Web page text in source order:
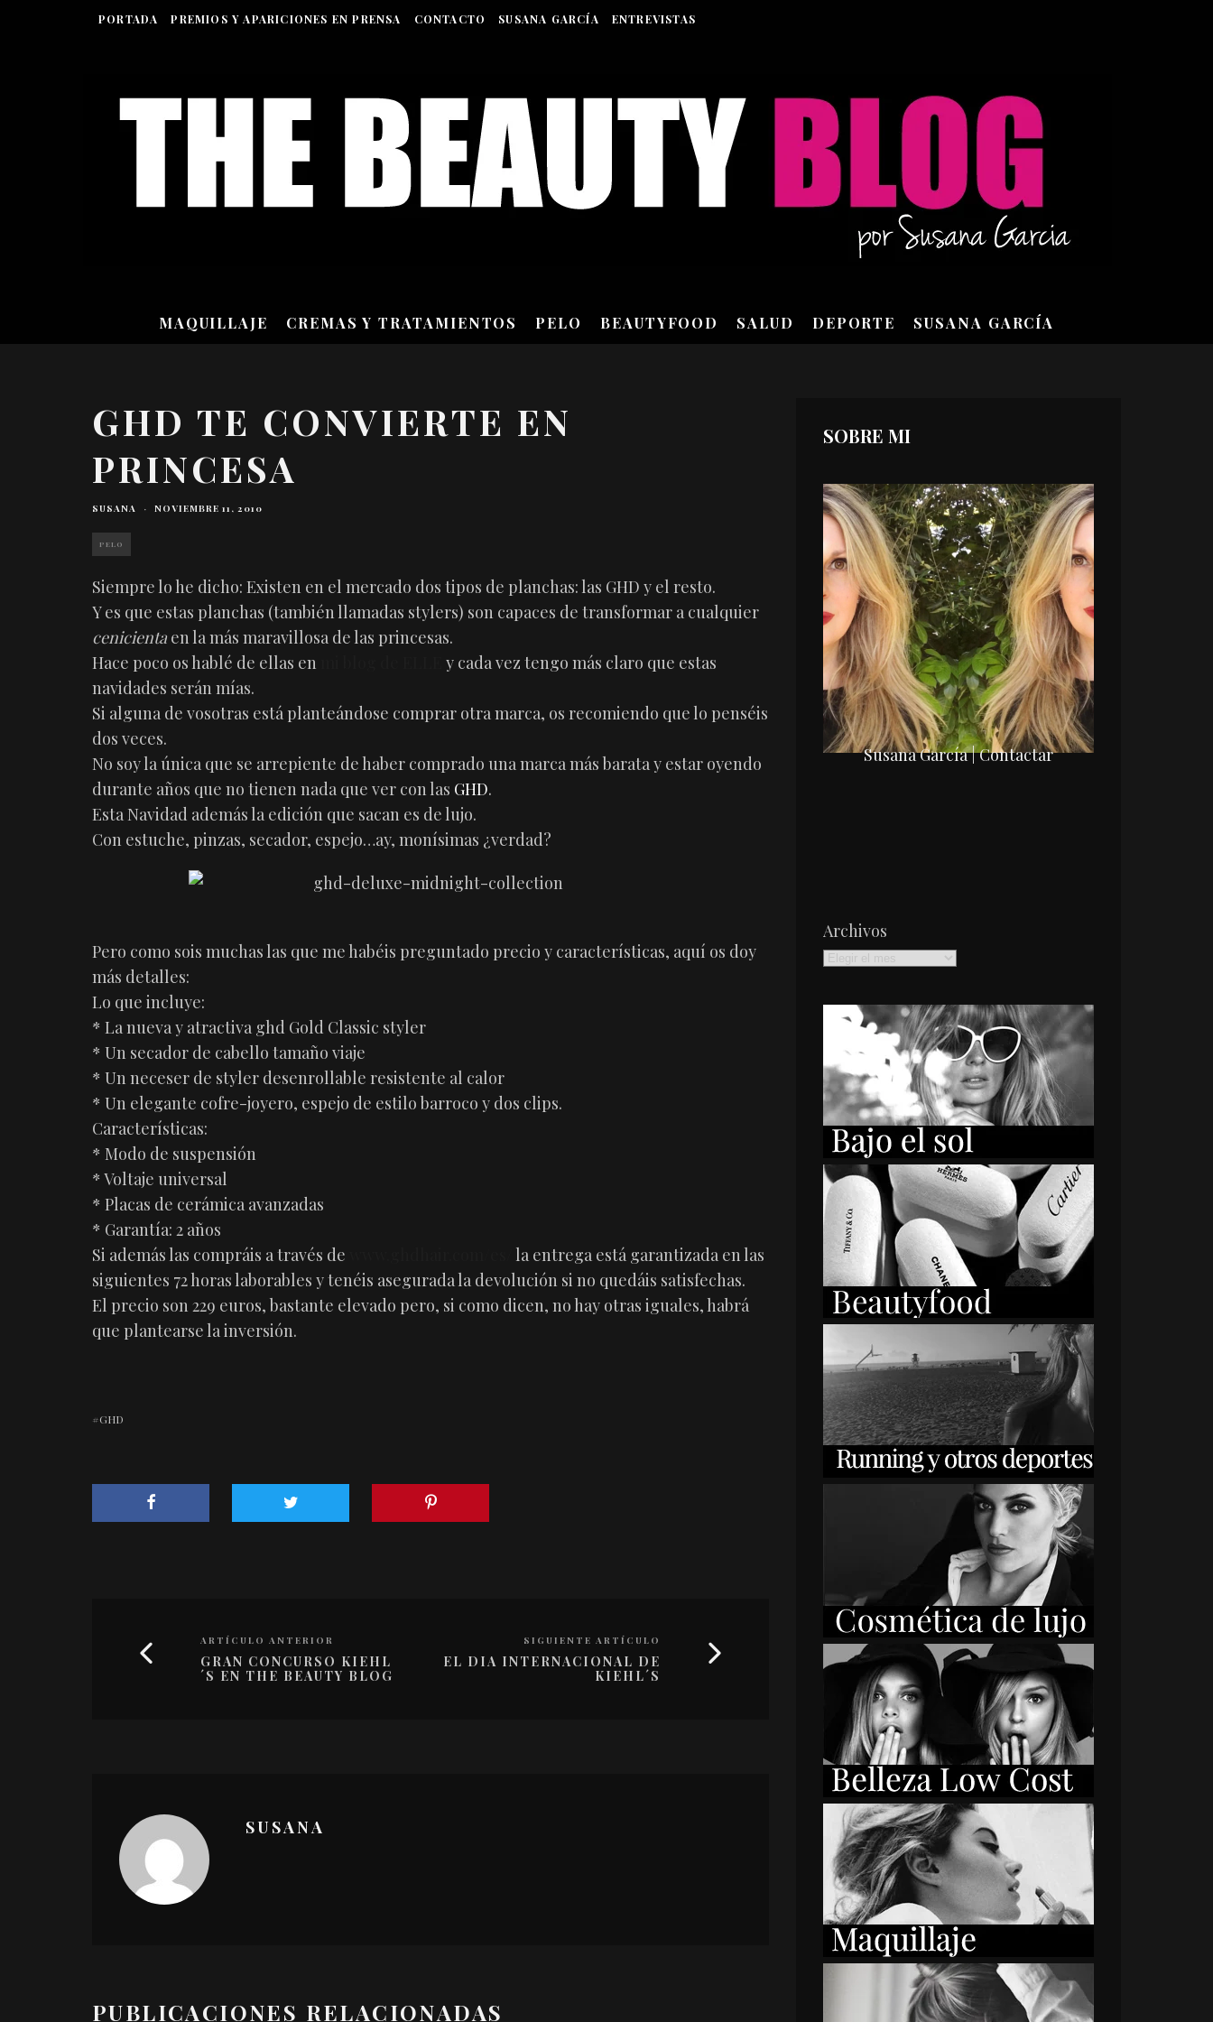
PORTADA PREMIOS Y APARICIONES EN PRENSA CONTACTO SUSANA GARCÍA ENTREVISTAS
MAQUILLAJE CREMAS Y TRATAMIENTOS PELO BEAUTYFOOD SALUD DEPORTE SUSANA GARCÍA
GHD TE CONVIERTE EN
PRINCESA
SUSANA · NOVIEMBRE 11, 2010
PELO
Siempre lo he dicho: Existen en el mercado dos tipos de planchas: las GHD y el resto.
Y es que estas planchas (también llamadas stylers) son capaces de transformar a cualquier
cenicientaen la más maravillosa de las princesas.
Hace poco os hablé de ellas en
y cada vez tengo más claro que estas
navidades serán mías.
Si alguna de vosotras está planteándose comprar otra marca, os recomiendo que lo penséis
dos veces.
No soy la única que se arrepiente de haber comprado una marca más barata y estar oyendo
durante años que no tienen nada que ver con las GHD.
Esta Navidad además la edición que sacan es de lujo.
Con estuche, pinzas, secador, espejo…ay, monísimas ¿verdad?
Pero como sois muchas las que me habéis preguntado precio y características, aquí os doy
más detalles:
Lo que incluye:
* La nueva y atractiva ghd Gold Classic styler
* Un secador de cabello tamaño viaje
* Un neceser de styler desenrollable resistente al calor
* Un elegante cofre-joyero, espejo de estilo barroco y dos clips.
Características:
* Modo de suspensión
* Voltaje universal
* Placas de cerámica avanzadas
* Garantía: 2 años
Si además las compráis a través de
la entrega está garantizada en las
siguientes 72 horas laborables y tenéis asegurada la devolución si no quedáis satisfechas.
El precio son 229 euros, bastante elevado pero, si como dicen, no hay otras iguales, habrá
que plantearse la inversión.
GHD
ARTÍCULO ANTERIOR
GRAN CONCURSO KIEHL
´S EN THE BEAUTY BLOG
SIGUIENTE ARTÍCULO
EL DIA INTERNACIONAL DE
KIEHL´S
SUSANA
PUBLICACIONES RELACIONADAS
SOBRE MI
Susana García | Contactar
Archivos